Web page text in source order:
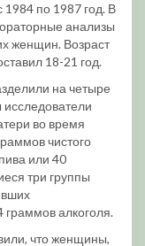
по 1987 год. В
анализы
женщин. Возраст
18-21 год.
на четыре
исследователи
во время
чистого
или 40
три группы
граммов алкоголя.
что женщины,